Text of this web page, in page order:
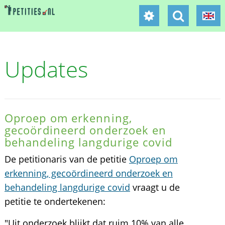
Updates
Oproep om erkenning,
gecoördineerd onderzoek en
behandeling langdurige covid
De petitionaris van de petitie Oproep om
erkenning, gecoördineerd onderzoek en
behandeling langdurige covid vraagt u de
petitie te ondertekenen: